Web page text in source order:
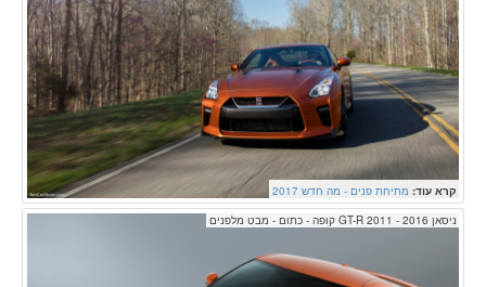
קרא עוד: מתיחת פנים - מה חדש 2017
ניסאן GT-R 2011 - 2016 קופה - כתום - מבט מלפנים